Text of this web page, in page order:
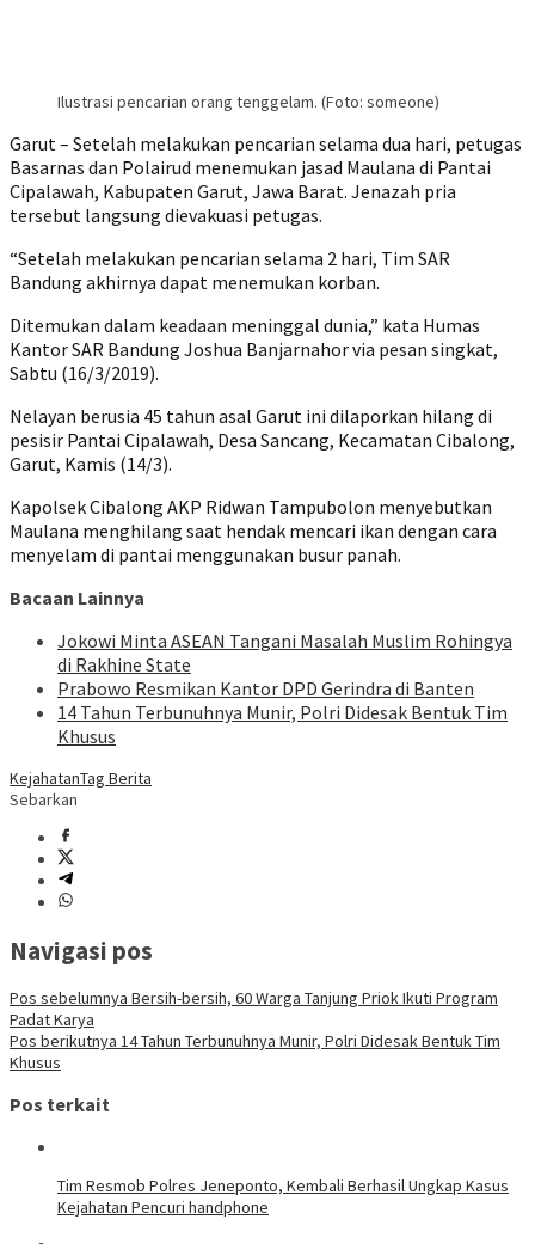
Ilustrasi pencarian orang tenggelam. (Foto: someone)
Garut – Setelah melakukan pencarian selama dua hari, petugas
Basarnas dan Polairud menemukan jasad Maulana di Pantai
Cipalawah, Kabupaten Garut, Jawa Barat. Jenazah pria
tersebut langsung dievakuasi petugas.
“Setelah melakukan pencarian selama 2 hari, Tim SAR
Bandung akhirnya dapat menemukan korban.
Ditemukan dalam keadaan meninggal dunia,” kata Humas
Kantor SAR Bandung Joshua Banjarnahor via pesan singkat,
Sabtu (16/3/2019).
Nelayan berusia 45 tahun asal Garut ini dilaporkan hilang di
pesisir Pantai Cipalawah, Desa Sancang, Kecamatan Cibalong,
Garut, Kamis (14/3).
Kapolsek Cibalong AKP Ridwan Tampubolon menyebutkan
Maulana menghilang saat hendak mencari ikan dengan cara
menyelam di pantai menggunakan busur panah.
Bacaan Lainnya
Jokowi Minta ASEAN Tangani Masalah Muslim Rohingya
di Rakhine State
Prabowo Resmikan Kantor DPD Gerindra di Banten
14 Tahun Terbunuhnya Munir, Polri Didesak Bentuk Tim
Khusus
KejahatanTag Berita
Sebarkan
Navigasi pos
Pos sebelumnya Bersih-bersih, 60 Warga Tanjung Priok Ikuti Program
Padat Karya
Pos berikutnya 14 Tahun Terbunuhnya Munir, Polri Didesak Bentuk Tim
Khusus
Pos terkait
Tim Resmob Polres Jeneponto, Kembali Berhasil Ungkap Kasus
Kejahatan Pencuri handphone